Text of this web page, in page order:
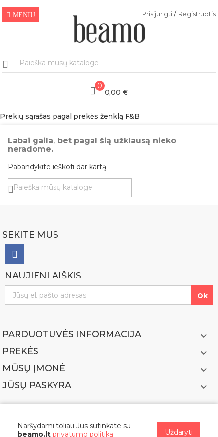
MENIU Prisijungti/ Registruotis
0
0,00 €
Prekių sąrašas pagal prekės ženklą F&B
Labai gaila, bet pagal šią užklausą nieko
neradome.
Pabandykite ieškoti dar kartą
SEKITE MUS
NAUJIENLAIŠKIS
PARDUOTUVĖS INFORMACIJA 
PREKĖS 
MŪSŲ ĮMONĖ 
JŪSŲ PASKYRA 
© 2022 BEAMO
Naršydami toliau Jus sutinkate su
beamo.lt privatumo politika Uždaryti